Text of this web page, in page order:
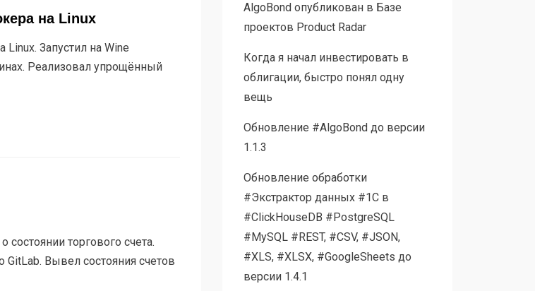
на Linux
Запустил на Wine
Реализовал упрощённый
торгового счета.
Вывел состояния счетов
AlgoBond опубликован в Базе
проектов Product Radar
Когда я начал инвестировать в
облигации, быстро понял одну
вещь
Обновление #AlgoBond до версии
1.1.3
Обновление обработки
#Экстрактор данных #1С в
#ClickHouseDB #PostgreSQL
#MySQL #REST, #CSV, #JSON,
#XLS, #XLSX, #GoogleSheets до
версии 1.4.1